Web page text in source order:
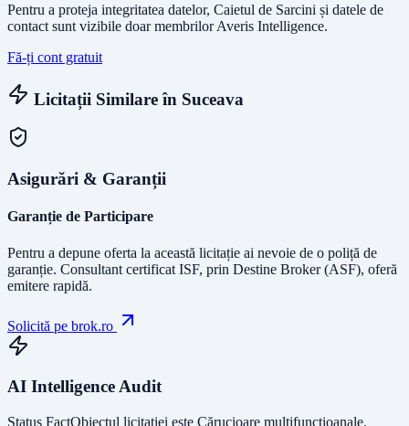
Pentru a proteja integritatea datelor, Caietul de Sarcini și datele de
contact sunt vizibile doar membrilor Averis Intelligence.
Fă-ți cont gratuit
Licitații Similare în Suceava
Asigurări & Garanții
Garanție de Participare
Pentru a depune oferta la această licitație ai nevoie de o poliță de
garanție. Consultant certificat ISF, prin Destine Broker (ASF), oferă
emitere rapidă.
Solicită pe brok.ro
AI Intelligence Audit
Status FactObiectul licitației este Cărucioare multifunctioanale.